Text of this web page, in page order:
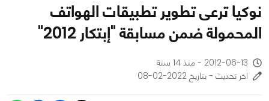
نوكيا ترعى تطوير تطبيقات الهواتف
المحمولة ضمن مسابقة "إبتكار 2012"
2012-06-13 - منذ 14 سنة
اخر تحديث - بتاريخ 2022-02-08